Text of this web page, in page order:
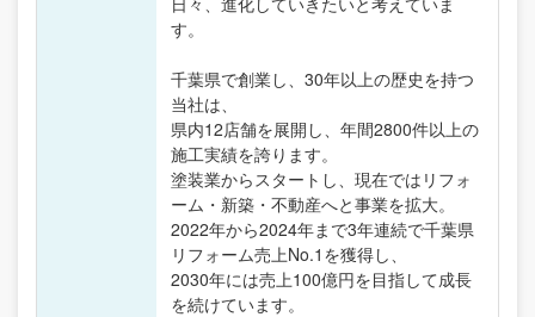
す。
千葉県で創業し、30年以上の歴史を持つ
当社は、
県内12店舗を展開し、年間2800件以上の
施工実績を誇ります。
塗装業からスタートし、現在ではリフォ
ーム・新築・不動産へと事業を拡大。
2022年から2024年まで3年連続で千葉県
リフォーム売上No.1を獲得し、
2030年には売上100億円を目指して成長
を続けています。